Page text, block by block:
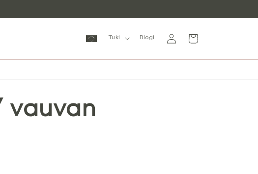
Tuki Blogi
sisään
Ostoskori
vauvan